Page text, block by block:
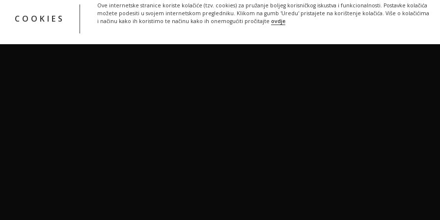
COOKIES
Ove internetske stranice koriste kolačiće (tzv. cookies) za pružanje boljeg korisničkog iskustva i funkcionalnosti. Postavke kolačića
možete podesiti u svojem internetskom pregledniku. Klikom na gumb 'Uredu' pristajete na korištenje kolačića. Više o kolačićima
i načinu kako ih koristimo te načinu kako ih onemogućiti pročitajte ovdje